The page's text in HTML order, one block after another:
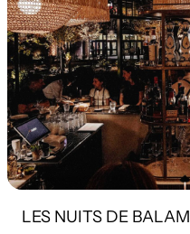
LES NUITS DE BALAM